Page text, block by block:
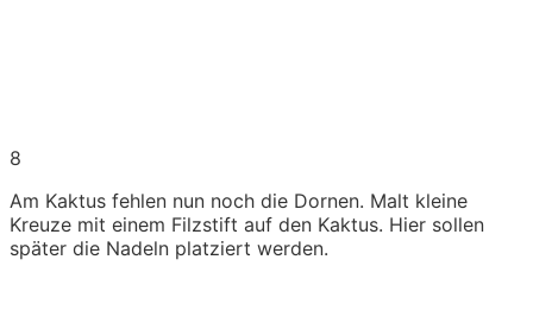
8
Am Kaktus fehlen nun noch die Dornen. Malt kleine
Kreuze mit einem Filzstift auf den Kaktus. Hier sollen
später die Nadeln platziert werden.